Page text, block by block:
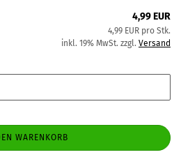
4,99 EUR
4,99 EUR pro Stk.
inkl. 19% MwSt. zzgl. Versand
WARENKORB